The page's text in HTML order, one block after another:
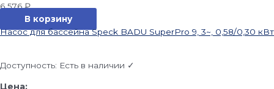
6 576₽
В корзину
Насос для бассейна Speck BADU SuperPro 9, 3~, 0,58/0,30 кВт
Доступность: Есть в наличии ✓